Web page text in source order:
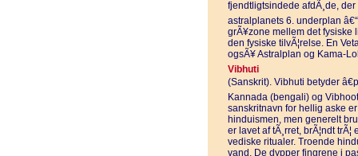
fjendtligtsindede afdÃ¸de, der
astralplanets 6. underplan
grÃ¥zone mellem det fysiske
den fysiske tilvÃ¦relse. En
ogsÃ¥ Astralplan og Kama-
Vibhuti
(Sanskrit). Vibhuti betyder
Kannada (bengali) og
sanskritnavn for hellig aske
hinduismen, men generelt
er lavet af tÃ¸rret, brÃ¦ndt
vediske ritualer. Troende
vand. De dypper fingrene i